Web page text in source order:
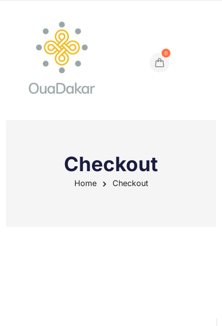
0
Checkout
Home Checkout